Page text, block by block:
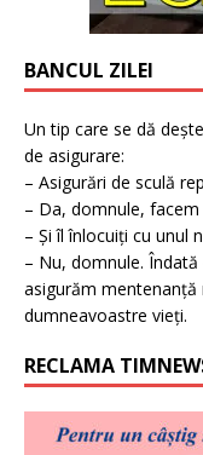
BANCUL ZILEI
Un tip care se dă
de asigurare:
– Asigurări de sculă
– Da, domnule,
– Și îl înlocuiți cu unul
– Nu, domnule.
asigurăm mentenanță
dumneavoastre vieți.
RECLAMA